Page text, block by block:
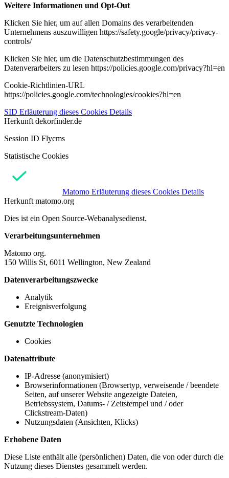
Weitere Informationen und Opt-Out
Klicken Sie hier, um auf allen Domains des verarbeitenden
Unternehmens auszuwilligen https://safety.google/privacy/privacy-
controls/
Klicken Sie hier, um die Datenschutzbestimmungen des
Datenverarbeiters zu lesen https://policies.google.com/privacy?hl=en
Cookie-Richtlinien-URL
https://policies.google.com/technologies/cookies?hl=en
SID Erläuterung dieses Cookies Details
Herkunft dekorfinder.de
Session ID Flycms
Statistische Cookies
Matomo Erläuterung dieses Cookies Details
Herkunft matomo.org
Dies ist ein Open Source-Webanalysedienst.
Verarbeitungsunternehmen
Matomo org.
150 Willis St, 6011 Wellington, New Zealand
Datenverarbeitungszwecke
Analytik
Ereignisverfolgung
Genutzte Technologien
Cookies
Datenattribute
IP-Adresse (anonymisiert)
Browserinformationen (Browsertyp, verweisende / beendete
Seiten, auf unserer Website angezeigte Dateien,
Betriebssystem, Datums- / Zeitstempel und / oder
Clickstream-Daten)
Nutzungsdaten (Ansichten, Klicks)
Erhobene Daten
Diese Liste enthält alle (persönlichen) Daten, die von oder durch die
Nutzung dieses Dienstes gesammelt werden.